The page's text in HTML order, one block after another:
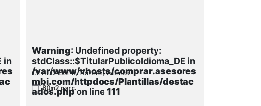
in
Warning: Undefined property:
stdClass::$TitularPublicoIdioma_DE in
/var/www/vhosts/comprar.asesores
mbi.com/httpdocs/Plantillas/destac
ados.phpon line 111
CL ALCÀSSER, Torrent, Valencia
80m2 parc.